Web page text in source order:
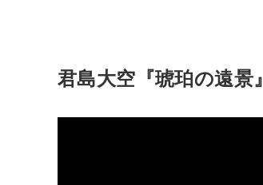
君島大空『琥珀の遠景』